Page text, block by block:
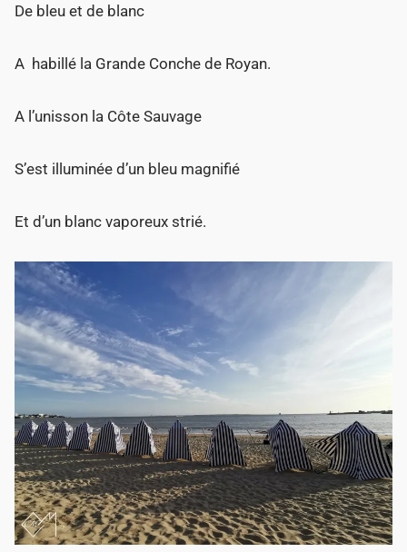
De bleu et de blanc
A habillé la Grande Conche de Royan.
A l’unisson la Côte Sauvage
S’est illuminée d’un bleu magnifié
Et d’un blanc vaporeux strié.